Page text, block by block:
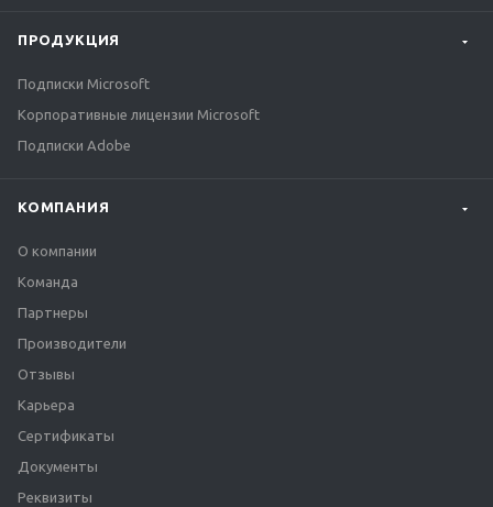
ПРОДУКЦИЯ
Подписки Microsoft
Корпоративные лицензии Microsoft
Подписки Adobe
КОМПАНИЯ
О компании
Команда
Партнеры
Производители
Отзывы
Карьера
Сертификаты
Документы
Реквизиты